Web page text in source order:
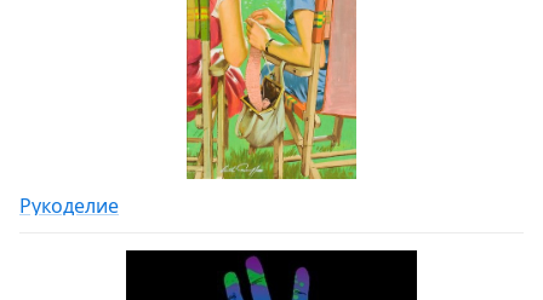
Рукоделие